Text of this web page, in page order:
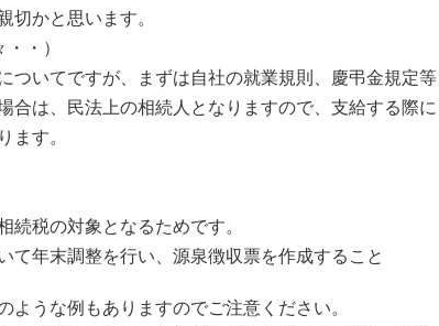
切かと思います。
・）
ついてですが、まずは自社の就業規則、慶弔金規定等
合は、民法上の相続人となりますので、支給する際に
ます。
税の対象となるためです。
て年末調整を行い、源泉徴収票を作成すること
ような例もありますのでご注意ください。